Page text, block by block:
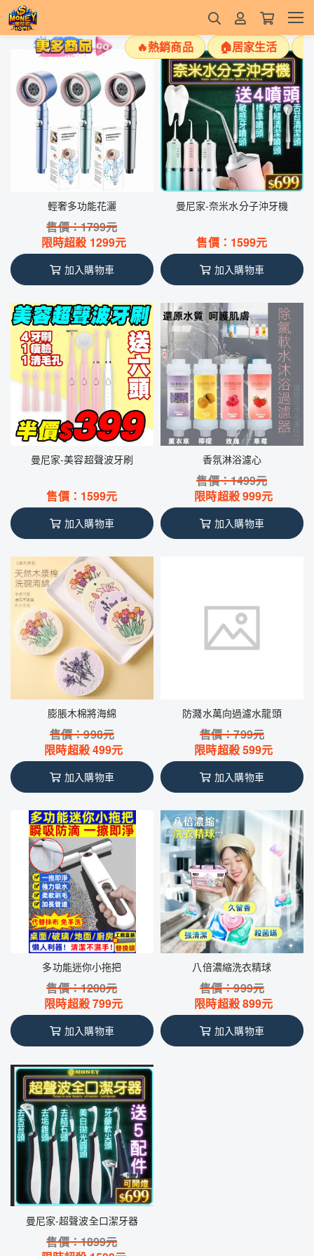
🔥熱銷商品 🏠居家生活
輕奢多功能花灑
售價：1799元
限時超殺 1299元
加入購物車
曼尼家-奈米水分子沖牙機
售價： 1599元
加入購物車
曼尼家-美容超聲波牙刷
售價： 1599元
加入購物車
香氛淋浴濾心
售價：1499元
限時超殺999元
加入購物車
膨脹木棉將海綿
售價：998元
限時超殺499元
加入購物車
防濺水萬向過濾水龍頭
售價：799元
限時超殺599元
加入購物車
多功能迷你小拖把
售價：1200元
限時超殺799元
加入購物車
八倍濃縮洗衣精球
售價：999元
限時超殺899元
加入購物車
曼尼家-超聲波全口潔牙器
售價：1899元